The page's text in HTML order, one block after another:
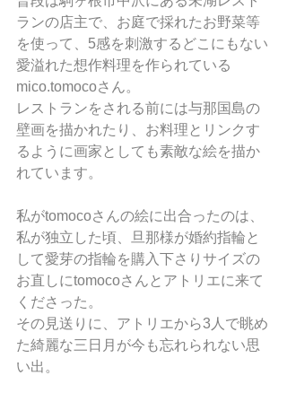
ランの店主で、お庭で採れたお野菜等
を使って、5感を刺激するどこにもない
愛溢れた想作料理を作られている
mico.tomocoさん。
レストランをされる前には与那国島の
壁画を描かれたり、お料理とリンクす
るように画家としても素敵な絵を描か
れています。
私がtomocoさんの絵に出合ったのは、
私が独立した頃、旦那様が婚約指輪と
して愛芽の指輪を購入下さりサイズの
お直しにtomocoさんとアトリエに来て
くださった。
その見送りに、アトリエから3人で眺め
た綺麗な三日月が今も忘れられない思
い出。